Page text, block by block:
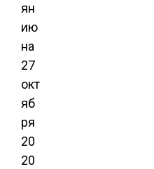
ян
ию
на
27
окт
яб
ря
20
20